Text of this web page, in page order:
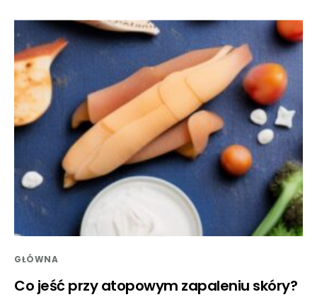
GŁÓWNA
Co jeść przy atopowym zapaleniu skóry?